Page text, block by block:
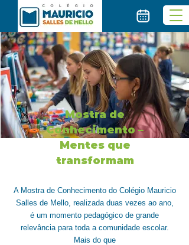
Mostra de
Conhecimento –
Mentes que
transformam
A Mostra de Conhecimento do Colégio Mauricio
Salles de Mello, realizada duas vezes ao ano,
é um momento pedagógico de grande
relevância para toda a comunidade escolar.
Mais do que